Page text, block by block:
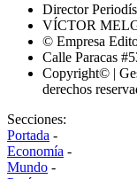
Director
VÍCTOR
© Empresa
Calle Paracas
Copyright© |
derechos
Secciones:
Portada -
Economía -
Mundo -